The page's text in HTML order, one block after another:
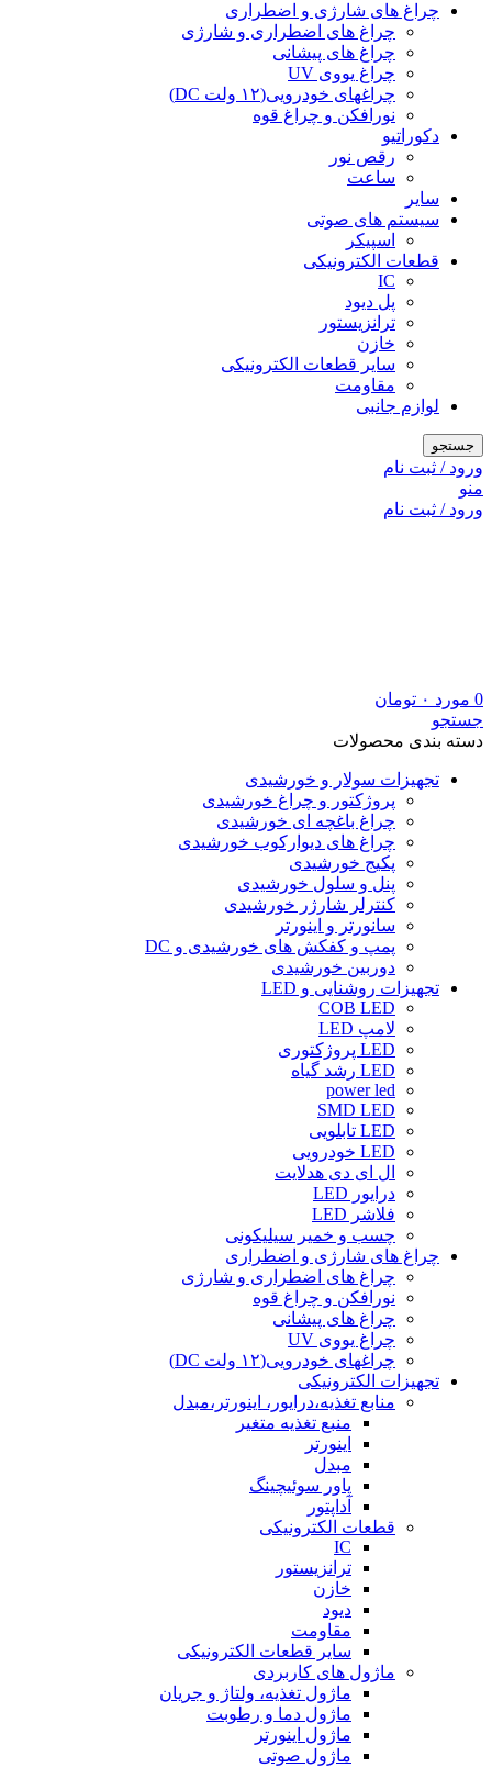
چراغ های شارژی و اضطراری
چراغ های اضطراری و شارژی
چراغ های پیشانی
چراغ یووی UV
چراغهای خودرویی(۱۲ ولت DC)
نورافکن و چراغ قوه
دکوراتیو
رقص نور
ساعت
سایر
سیستم های صوتی
اسپیکر
قطعات الکترونیکی
IC
پل دیود
ترانزیستور
خازن
سایر قطعات الکترونیکی
مقاومت
لوازم جانبی
جستجو
ورود / ثبت نام
منو
ورود / ثبت نام
0 مورد ۰ تومان
جستجو
دسته بندی محصولات
تجهیزات سولار و خورشیدی
پروژکتور و چراغ خورشیدی
چراغ باغچه ای خورشیدی
چراغ های دیوارکوب خورشیدی
پکیج خورشیدی
پنل و سلول خورشیدی
کنترلر شارژر خورشیدی
سانورتر و اینورتر
پمپ و کفکش های خورشیدی و DC
دوربین خورشیدی
تجهیزات روشنایی و LED
COB LED
لامپ LED
LED پروژکتوری
LED رشد گیاه
power led
SMD LED
LED تابلویی
LED خودرویی
ال ای دی هدلایت
درایور LED
فلاشر LED
چسب و خمیر سیلیکونی
چراغ های شارژی و اضطراری
چراغ های اضطراری و شارژی
نورافکن و چراغ قوه
چراغ های پیشانی
چراغ یووی UV
چراغهای خودرویی(۱۲ ولت DC)
تجهیزات الکترونیکی
منابع تغذیه،درایور، اینورتر،مبدل
منبع تغذیه متغیر
اینورتر
مبدل
پاور سوئیچینگ
آداپتور
قطعات الکترونیکی
IC
ترانزیستور
خازن
دیود
مقاومت
سایر قطعات الکترونیکی
ماژول های کاربردی
ماژول تغذیه، ولتاژ و جریان
ماژول دما و رطوبت
ماژول اینورتر
ماژول صوتی